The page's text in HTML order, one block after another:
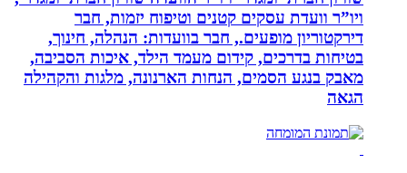
ויו”ר וועדת עסקים קטנים וטיפוח יזמות, חבר
דירקטוריון מופעים., חבר בוועדות: הנהלה, חינוך,
בטיחות בדרכים, קידום מעמד הילד, איכות הסביבה,
מאבק בנגע הסמים, הנחות הארנונה, מלגות והקהילה